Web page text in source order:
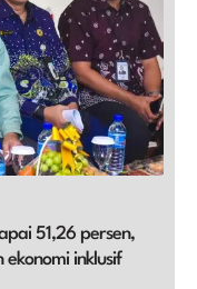
51,26 persen,
inklusif